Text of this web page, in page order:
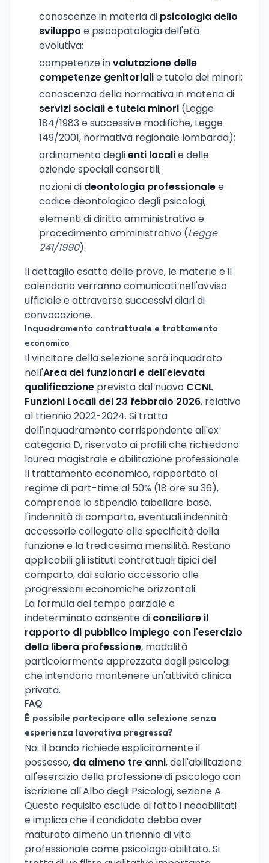
conoscenze in materia di psicologia dello
sviluppo e psicopatologia dell'età
evolutiva;
competenze invalutazione delle
competenze genitorialie tutela dei minori;
conoscenza della normativa in materia di
servizi sociali e tutela minori (Legge
184/1983 e successive modifiche, Legge
149/2001, normativa regionale lombarda);
ordinamento deglienti localie delle
aziende speciali consortili;
nozioni di deontologia professionalee
codice deontologico degli psicologi;
elementi di diritto amministrativo e
procedimento amministrativo (Legge
241/1990).
Il dettaglio esatto delle prove, le materie e il
calendario verranno comunicati nell'avviso
ufficiale e attraverso successivi diari di
convocazione.
Inquadramento contrattuale e trattamento
economico
Il vincitore della selezione sarà inquadrato
nell'Area dei funzionari e dell'elevata
qualificazione prevista dal nuovo CCNL
Funzioni Locali del 23 febbraio 2026, relativo
al triennio 2022-2024. Si tratta
dell'inquadramento corrispondente all'ex
categoria D, riservato ai profili che richiedono
laurea magistrale e abilitazione professionale.
Il trattamento economico, rapportato al
regime di part-time al 50% (18 ore su 36),
comprende lo stipendio tabellare base,
l'indennità di comparto, eventuali indennità
accessorie collegate alle specificità della
funzione e la tredicesima mensilità. Restano
applicabili gli istituti contrattuali tipici del
comparto, dal salario accessorio alle
progressioni economiche orizzontali.
La formula del tempo parziale e
indeterminato consente di conciliare il
rapporto di pubblico impiego con l'esercizio
della libera professione, modalità
particolarmente apprezzata dagli psicologi
che intendono mantenere un'attività clinica
privata.
FAQ
È possibile partecipare alla selezione senza
esperienza lavorativa pregressa?
No. Il bando richiede esplicitamente il
possesso, da almeno tre anni, dell'abilitazione
all'esercizio della professione di psicologo con
iscrizione all'Albo degli Psicologi, sezione A.
Questo requisito esclude di fatto i neoabilitati
e implica che il candidato debba aver
maturato almeno un triennio di vita
professionale come psicologo abilitato. Si